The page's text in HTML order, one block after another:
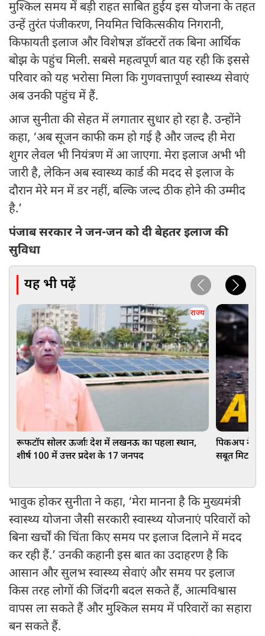
मुश्किल समय में बड़ी राहत साबित हुईय इस योजना के तहत
उन्हें तुरंत पंजीकरण, नियमित चिकित्सकीय निगरानी,
किफायती इलाज और विशेषज्ञ डॉक्टरों तक बिना आर्थिक
बोझ के पहुंच मिली. सबसे महत्वपूर्ण बात यह रही कि इससे
परिवार को यह भरोसा मिला कि गुणवत्तापूर्ण स्वास्थ्य सेवाएं
अब उनकी पहुंच में हैं.
आज सुनीता की सेहत में लगातार सुधार हो रहा है. उन्होंने
कहा, ‘अब सूजन काफी कम हो गई है और जल्द ही मेरा
शुगर लेवल भी नियंत्रण में आ जाएगा. मेरा इलाज अभी भी
जारी है, लेकिन अब स्वास्थ्य कार्ड की मदद से इलाज के
दौरान मेरे मन में डर नहीं, बल्कि जल्द ठीक होने की उम्मीद
है.’
पंजाब सरकार ने जन-जन को दी बेहतर इलाज की
सुविधा
यह भी पढ़ें
राज्य
रूफटॉप सोलर ऊर्जाः देश में लखनऊ का पहला स्थान,
शीर्ष 100 में उत्तर प्रदेश के 17 जनपद
पिकअप ने
सबूत मिटाने
भावुक होकर सुनीता ने कहा, ‘मेरा मानना है कि मुख्यमंत्री
स्वास्थ्य योजना जैसी सरकारी स्वास्थ्य योजनाएं परिवारों को
बिना खर्चों की चिंता किए समय पर इलाज दिलाने में मदद
कर रही हैं.’ उनकी कहानी इस बात का उदाहरण है कि
आसान और सुलभ स्वास्थ्य सेवाएं और समय पर इलाज
किस तरह लोगों की जिंदगी बदल सकते हैं, आत्मविश्वास
वापस ला सकते हैं और मुश्किल समय में परिवारों का सहारा
बन सकते हैं.